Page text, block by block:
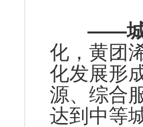
——城
化，黄团
化发展形
源、综合
达到中等